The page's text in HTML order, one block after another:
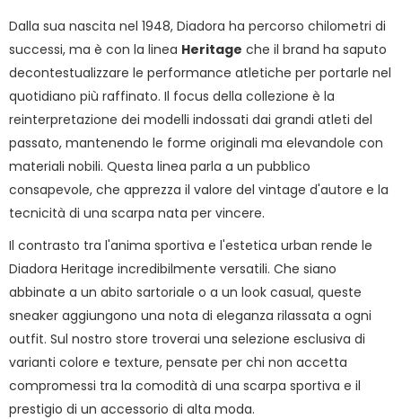
Dalla sua nascita nel 1948, Diadora ha percorso chilometri di
successi, ma è con la linea Heritage che il brand ha saputo
decontestualizzare le performance atletiche per portarle nel
quotidiano più raffinato. Il focus della collezione è la
reinterpretazione dei modelli indossati dai grandi atleti del
passato, mantenendo le forme originali ma elevandole con
materiali nobili. Questa linea parla a un pubblico
consapevole, che apprezza il valore del vintage d'autore e la
tecnicità di una scarpa nata per vincere.
Il contrasto tra l'anima sportiva e l'estetica urban rende le
Diadora Heritage incredibilmente versatili. Che siano
abbinate a un abito sartoriale o a un look casual, queste
sneaker aggiungono una nota di eleganza rilassata a ogni
outfit. Sul nostro store troverai una selezione esclusiva di
varianti colore e texture, pensate per chi non accetta
compromessi tra la comodità di una scarpa sportiva e il
prestigio di un accessorio di alta moda.